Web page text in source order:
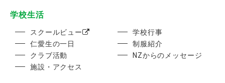
学校生活
スクールビュー
学校行事
仁愛生の一日
制服紹介
クラブ活動
NZからのメッセージ
施設・アクセス